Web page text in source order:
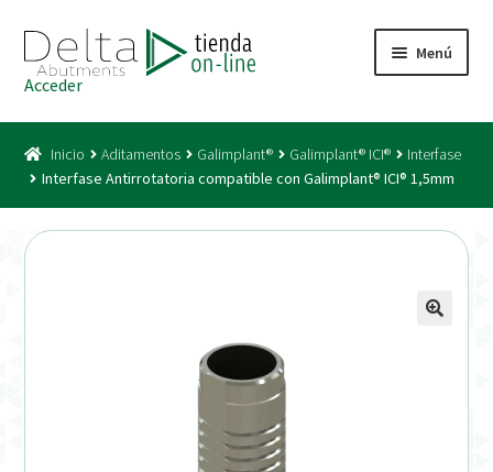
a
la
navegación
al
contenido
Menú
Acceso
Acceder
Inicio Aditamentos Galimplant® Galimplant® ICI®
Interfase
Interfase Antirrotatoria compatible con Galimplant® ICI® 1,5mm